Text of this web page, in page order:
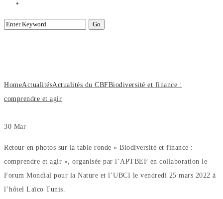
HomeActualitésActualités du CBFBiodiversité et finance :
comprendre et agir
30 Mar
Retour en photos sur la table ronde « Biodiversité et finance :
comprendre et agir », organisée par l’APTBEF en collaboration le
Forum Mondial pour la Nature et l’UBCI le vendredi 25 mars 2022 à
l’hôtel Laïco Tunis.